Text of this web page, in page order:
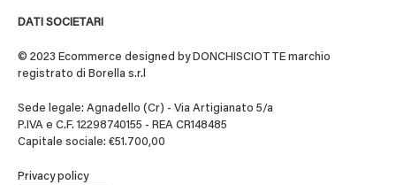
DATI SOCIETARI
© 2023 Ecommerce designed by DONCHISCIOTTE marchio
registrato di Borella s.r.l
Sede legale: Agnadello (Cr) - Via Artigianato 5/a
P.IVA e C.F. 12298740155 - REA CR148485
Capitale sociale: €51.700,00
Privacy policy